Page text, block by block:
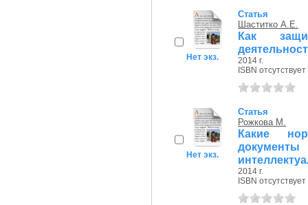
Нет экз.
Статья
Шаститко А.Е.
Как
2014 г.
ISBN отсутствует
Нет экз.
Статья
Рожкова М.
Какие
2014 г.
ISBN отсутствует